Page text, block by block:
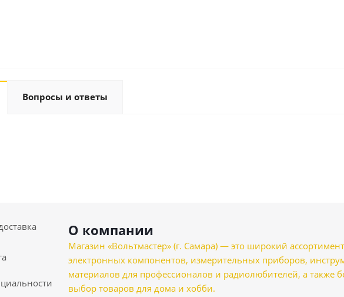
Вопросы и ответы
О компании
Магазин «Вольтмастер» (г. Самара) — это широкий ассортимент
электронных компонентов, измерительных приборов,
материалов для профессионалов и радиолюбителей, а также
выбор товаров для дома и хобби.